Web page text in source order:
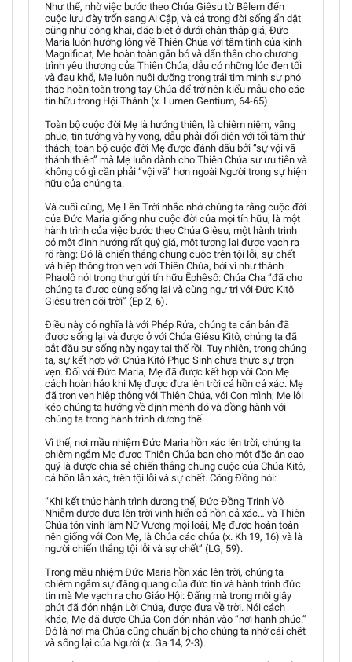
Như thế, nhờ việc bước theo Chúa Giêsu từ Bêlem đến
cuộc lưu đày trốn sang Ai Cập, và cả trong đời sống ẩn dật
cũng như công khai, đặc biệt ở dưới chân thập giá, Đức
Maria luôn hướng lòng về Thiên Chúa với tâm tình của kinh
Magnificat, Mẹ hoàn toàn gắn bó và dấn thân cho chương
trình yêu thương của Thiên Chúa, dẫu có những lúc đen tối
và đau khổ, Mẹ luôn nuôi dưỡng trong trái tim mình sự phó
thác hoàn toàn trong tay Chúa để trở nên kiểu mẫu cho các
tín hữu trong Hội Thánh (x. Lumen Gentium, 64-65).
Toàn bộ cuộc đời Mẹ là hướng thiên, là chiêm niệm, vâng
phục, tin tưởng và hy vọng, dẫu phải đối diện với tối tăm thử
thách; toàn bộ cuộc đời Mẹ được đánh dấu bởi “sự vội vã
thánh thiện” mà Mẹ luôn dành cho Thiên Chúa sự ưu tiên và
không có gì cần phải “vội vã” hơn ngoài Người trong sự hiện
hữu của chúng ta.
Và cuối cùng, Mẹ Lên Trời nhắc nhở chúng ta rằng cuộc đời
của Đức Maria giống như cuộc đời của mọi tín hữu, là một
hành trình của việc bước theo Chúa Giêsu, một hành trình
có một định hướng rất quý giá, một tương lai được vạch ra
rõ ràng: Đó là chiến thắng chung cuộc trên tội lỗi, sự chết
và hiệp thông trọn vẹn với Thiên Chúa, bởi vì như thánh
Phaolô nói trong thư gửi tín hữu Êphêsô: Chúa Cha “đã cho
chúng ta được cùng sống lại và cùng ngự trị với Đức Kitô
Giêsu trên cõi trời” (Ep 2, 6).
Điều này có nghĩa là với Phép Rửa, chúng ta căn bản đã
được sống lại và được ở với Chúa Giêsu Kitô, chúng ta đã
bắt đầu sự sống này ngay tại thế rồi. Tuy nhiên, trong chúng
ta, sự kết hợp với Chúa Kitô Phục Sinh chưa thực sự trọn
vẹn. Đối với Đức Maria, Mẹ đã được kết hợp với Con Mẹ
cách hoàn hảo khi Mẹ được đưa lên trời cả hồn cả xác. Mẹ
đã trọn vẹn hiệp thông với Thiên Chúa, với Con mình; Mẹ lôi
kéo chúng ta hướng về định mệnh đó và đồng hành với
chúng ta trong hành trình dương thế.
Vì thế, nơi mầu nhiệm Đức Maria hồn xác lên trời, chúng ta
chiêm ngắm Mẹ được Thiên Chúa ban cho một đặc ân cao
quý là được chia sẻ chiến thắng chung cuộc của Chúa Kitô,
cả hồn lẫn xác, trên tội lỗi và sự chết. Công Đồng nói:
“Khi kết thúc hành trình dương thế, Đức Đồng Trinh Vô
Nhiễm được đưa lên trời vinh hiển cả hồn cả xác… và Thiên
Chúa tôn vinh làm Nữ Vương mọi loài, Mẹ được hoàn toàn
nên giống với Con Mẹ, là Chúa các chúa (x. Kh 19, 16) và là
người chiến thắng tội lỗi và sự chết” (LG, 59).
Trong mầu nhiệm Đức Maria hồn xác lên trời, chúng ta
chiêm ngắm sự đăng quang của đức tin và hành trình đức
tin mà Mẹ vạch ra cho Giáo Hội: Đấng mà trong mỗi giây
phút đã đón nhận Lời Chúa, được đưa về trời. Nói cách
khác, Mẹ đã được Chúa Con đón nhận vào “nơi hạnh phúc.”
Đó là nơi mà Chúa cũng chuẩn bị cho chúng ta nhờ cái chết
và sống lại của Người (x. Ga 14, 2-3).